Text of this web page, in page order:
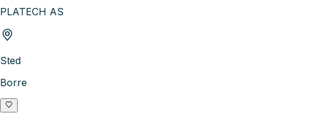
PLATECH AS
Sted
Borre